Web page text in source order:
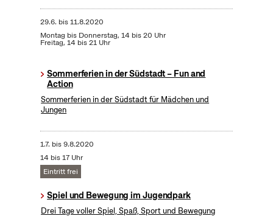
29.6. bis11.8.2020
Montag bis Donnerstag, 14 bis 20 Uhr
Freitag, 14 bis 21 Uhr
Sommerferien in der Südstadt – Fun and
Action
Sommerferien in der Südstadt für Mädchen und
Jungen
1.7. bis9.8.2020
14 bis 17 Uhr
Eintritt frei
Spiel und Bewegung im Jugendpark
Drei Tage voller Spiel, Spaß, Sport und Bewegung